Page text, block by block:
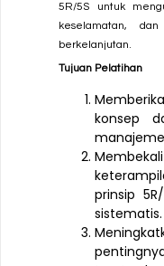
5R/5S untuk
keselamatan,
berkelanjutan.
Tujuan Pelatihan
konsep
prinsip
sistematis.